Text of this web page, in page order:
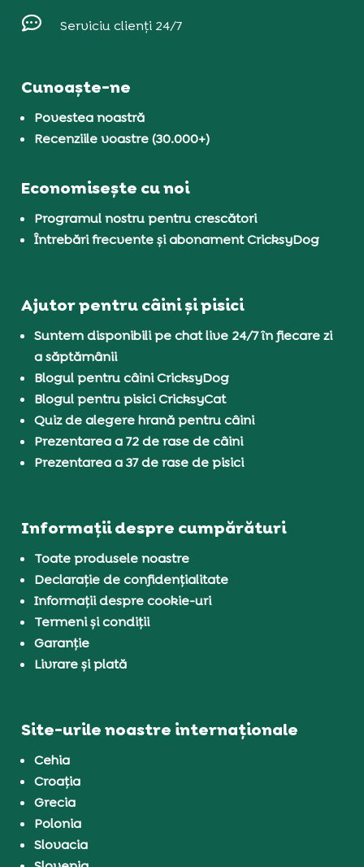
 Serviciu clienți 24/7
Cunoaște-ne
Povestea noastră
Recenziile voastre (30.000+)
Economisește cu noi
Programul nostru pentru crescători
Întrebări frecvente și abonament CricksyDog
Ajutor pentru câini și pisici
Suntem disponibili pe chat live 24/7 în fiecare zi
a săptămânii
Blogul pentru câini CricksyDog
Blogul pentru pisici CricksyCat
Quiz de alegere hrană pentru câini
Prezentarea a 72 de rase de câini
Prezentarea a 37 de rase de pisici
Informații despre cumpărături
Toate produsele noastre
Declarație de confidențialitate
Informații despre cookie-uri
Termeni și condiții
Garanție
Livrare și plată
Site-urile noastre internaționale
Cehia
Croația
Grecia
Polonia
Slovacia